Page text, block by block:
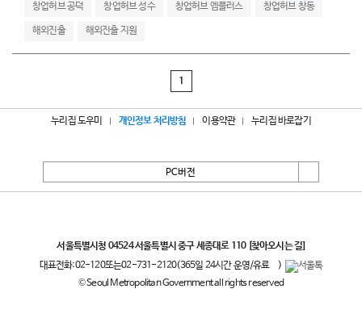
창업허브 공덕 창업허브 성수 창업허브 엠플러스 창업허브 창동
해외진출 해외진출 지원
1
누리집 도우미 개인정보 처리방침 이용약관 누리집 바로잡기
PC버전
서울특별시청 04524 서울특별시 중구 세종대로 110 [찾아오시는 길]
대표전화:02-120또는02-731-2120(365일 24시간 운영/유료
)
© Seoul Metropolitan Government all rights reserved